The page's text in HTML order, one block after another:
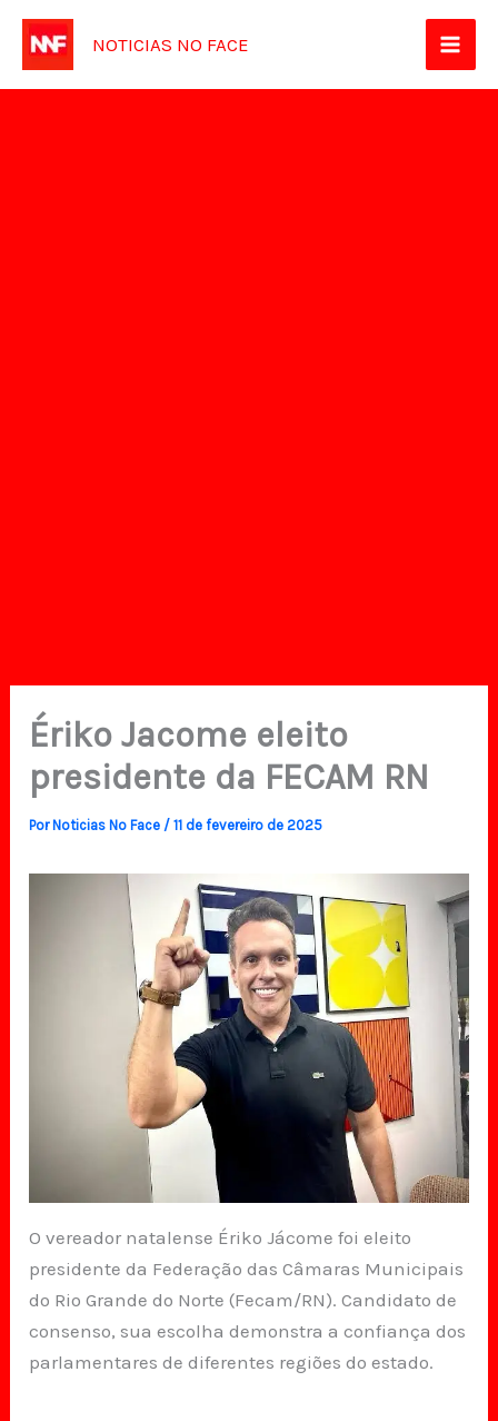
para
NOTICIAS NO FACE
Ériko Jacome eleito
presidente da FECAM RN
PorNoticias No Face /11 de fevereiro de 2025
O vereador natalense Ériko Jácome foi eleito
presidente da Federação das Câmaras Municipais
do Rio Grande do Norte (Fecam/RN). Candidato de
consenso, sua escolha demonstra a confiança dos
parlamentares de diferentes regiões do estado.